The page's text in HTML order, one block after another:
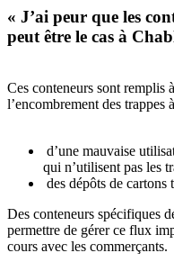
« J’ai peur que les
peut être le cas à
Ces conteneurs sont remplis
l’encombrement des trappes
d’une mauvaise
qui n’utilisent pas les
des dépôts de cartons
Des conteneurs spécifiques
permettre de gérer ce flux
cours avec les commerçants.